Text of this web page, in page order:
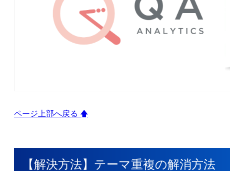
ページ上部へ戻る 🡅
【解決方法】テーマ重複の解消方法